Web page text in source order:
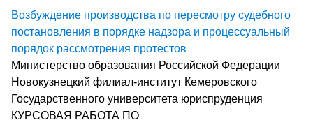
Возбуждение производства по пересмотру судебного
постановления в порядке надзора и процессуальный
порядок рассмотрения протестов
Министерство образования Российской Федерации
Новокузнецкий филиал-институт Кемеровского
Государственного университета юриспруденция
КУРСОВАЯ РАБОТА ПО